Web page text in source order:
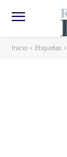
Inicio Etiquetas